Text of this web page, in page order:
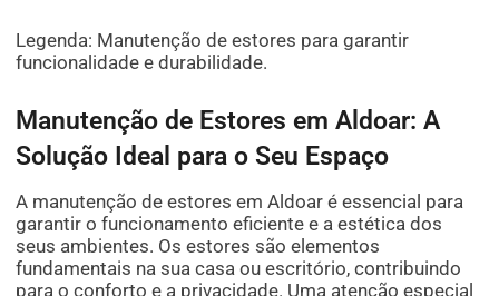
Legenda: Manutenção de estores para garantir
funcionalidade e durabilidade.
Manutenção de Estores em Aldoar: A
Solução Ideal para o Seu Espaço
A manutenção de estores em Aldoar é essencial para
garantir o funcionamento eficiente e a estética dos
seus ambientes. Os estores são elementos
fundamentais na sua casa ou escritório, contribuindo
para o conforto e a privacidade. Uma atenção especial